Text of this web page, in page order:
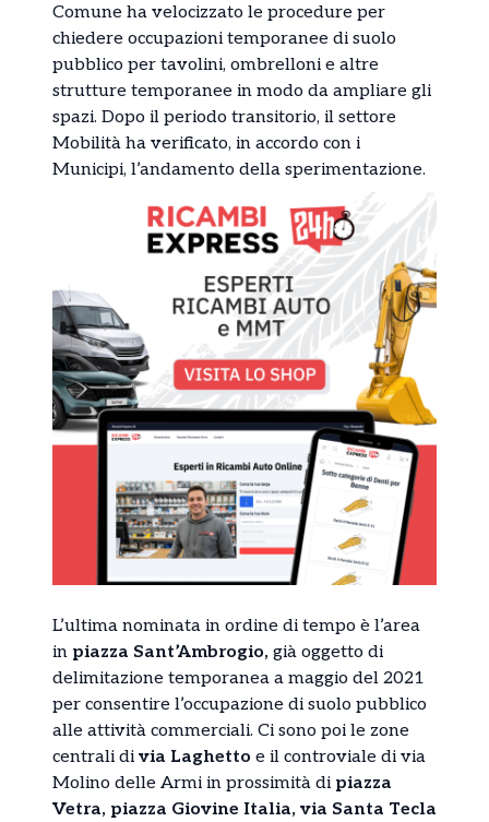
Comune ha velocizzato le procedure per
chiedere occupazioni temporanee di suolo
pubblico per tavolini, ombrelloni e altre
strutture temporanee in modo da ampliare gli
spazi. Dopo il periodo transitorio, il settore
Mobilità ha verificato, in accordo con i
Municipi, l’andamento della sperimentazione.
L’ultima nominata in ordine di tempo è l’area
in piazza Sant’Ambrogio, già oggetto di
delimitazione temporanea a maggio del 2021
per consentire l’occupazione di suolo pubblico
alle attività commerciali. Ci sono poi le zone
centrali di via Laghetto e il controviale di via
Molino delle Armi in prossimità di piazza
Vetra, piazza Giovine Italia, via Santa Tecla